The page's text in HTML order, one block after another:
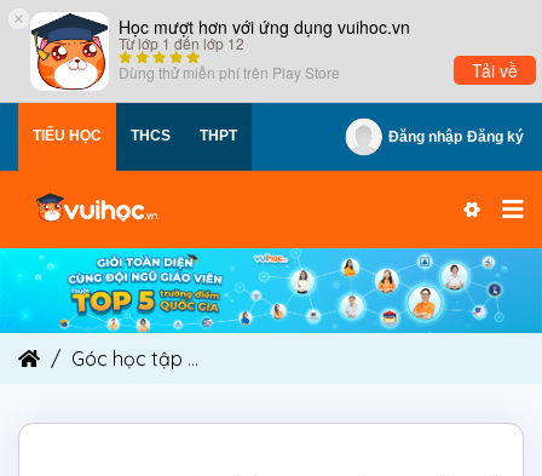
× Học mượt hơn với ứng dụng vuihoc.vn
Từ lớp 1 đến lớp 12
Dùng thử miễn phí trên Play Store Tải về
TIỂU HỌC THCS THPT Đăng nhập Đăng ký
Góc học tập